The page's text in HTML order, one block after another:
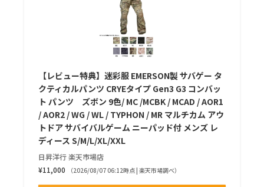
【レビュー特典】迷彩服 EMERSON製 サバゲー タ
クティカルパンツ CRYEタイプ Gen3 G3 コンバッ
ト パンツ ズボン 9色/ MC /MCBK / MCAD / AOR1
/ AOR2 / WG / WL / TYPHON / MR マルチカム アウ
トドア サバイバルゲーム ニーパッド付 メンズ レ
ディース S/M/L/XL/XXL
日昇洋行 楽天市場店
¥11,000
（2026/08/07 06:12時点 | 楽天市場調べ）